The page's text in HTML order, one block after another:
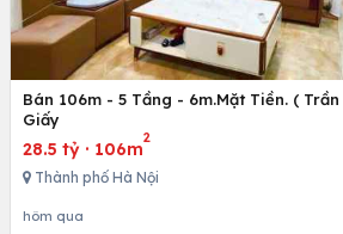
Bán 106m - 5 Tầng - 6m.Mặt Tiền. (
Giấy
28.5 tỷ · 106m
2
Thành phố Hà Nội
hôm qua